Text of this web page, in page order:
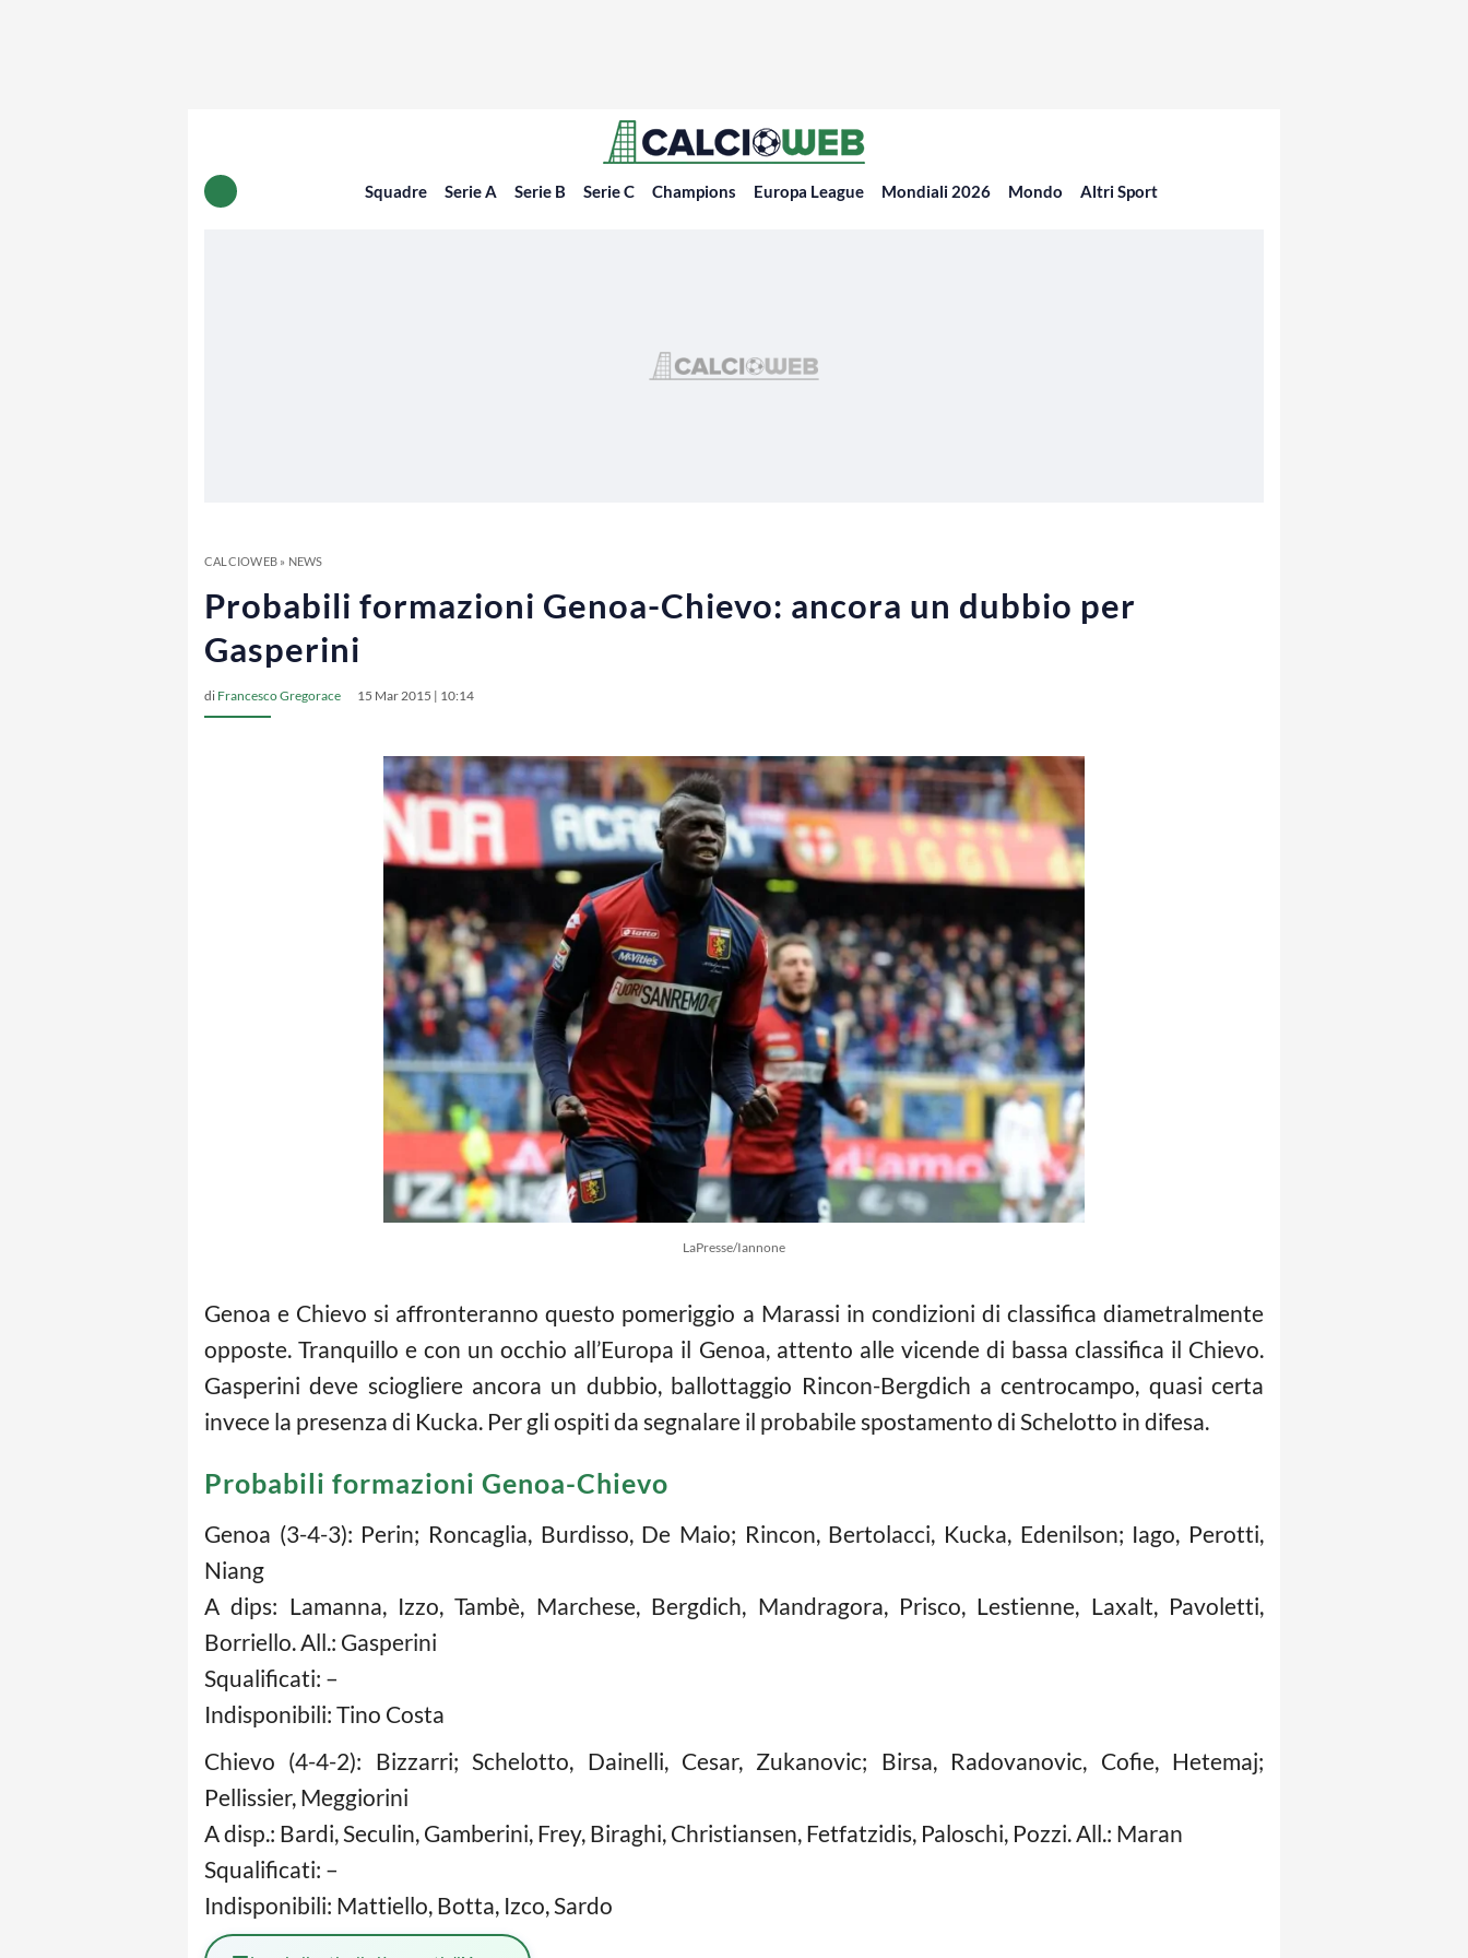
Squadre Serie A Serie B Serie C Champions Europa League Mondiali 2026 Mondo Altri Sport
CALCIOWEB» NEWS
Probabili formazioni Genoa-Chievo: ancora un dubbio per
Gasperini
di Francesco Gregorace 15 Mar 2015 | 10:14
LaPresse/Iannone
Genoa e Chievo si affronteranno questo pomeriggio a Marassi in condizioni di classifica diametralmente
opposte. Tranquillo e con un occhio all’Europa il Genoa, attento alle vicende di bassa classifica il Chievo.
Gasperini deve sciogliere ancora un dubbio, ballottaggio Rincon-Bergdich a centrocampo, quasi certa
invece la presenza di Kucka. Per gli ospiti da segnalare il probabile spostamento di Schelotto in difesa.
Probabili formazioni Genoa-Chievo
Genoa (3-4-3): Perin; Roncaglia, Burdisso, De Maio; Rincon, Bertolacci, Kucka, Edenilson; Iago, Perotti,
Niang
A dips: Lamanna, Izzo, Tambè, Marchese, Bergdich, Mandragora, Prisco, Lestienne, Laxalt, Pavoletti,
Borriello. All.: Gasperini
Squalificati: –
Indisponibili: Tino Costa
Chievo (4-4-2): Bizzarri; Schelotto, Dainelli, Cesar, Zukanovic; Birsa, Radovanovic, Cofie, Hetemaj;
Pellissier, Meggiorini
A disp.: Bardi, Seculin, Gamberini, Frey, Biraghi, Christiansen, Fetfatzidis, Paloschi, Pozzi. All.: Maran
Squalificati: –
Indisponibili: Mattiello, Botta, Izco, Sardo